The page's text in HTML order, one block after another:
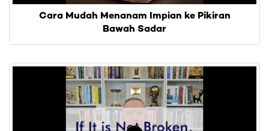
Cara Mudah Menanam Impian ke Pikiran
Bawah Sadar